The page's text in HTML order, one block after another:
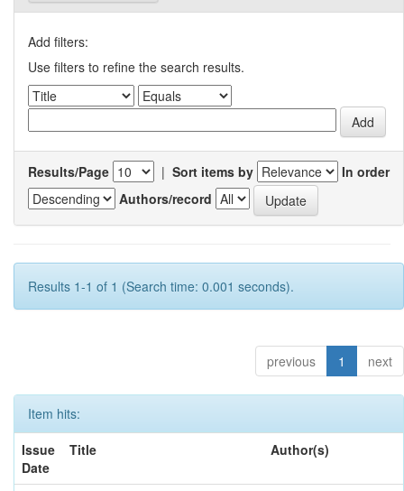
Add filters:
Use filters to refine the search results.
Results/Page | Sort items by
In order
Authors/record
Results 1-1 of 1 (Search time: 0.001 seconds).
previous 1 next
Item hits:
Issue
Date
Title Author(s)